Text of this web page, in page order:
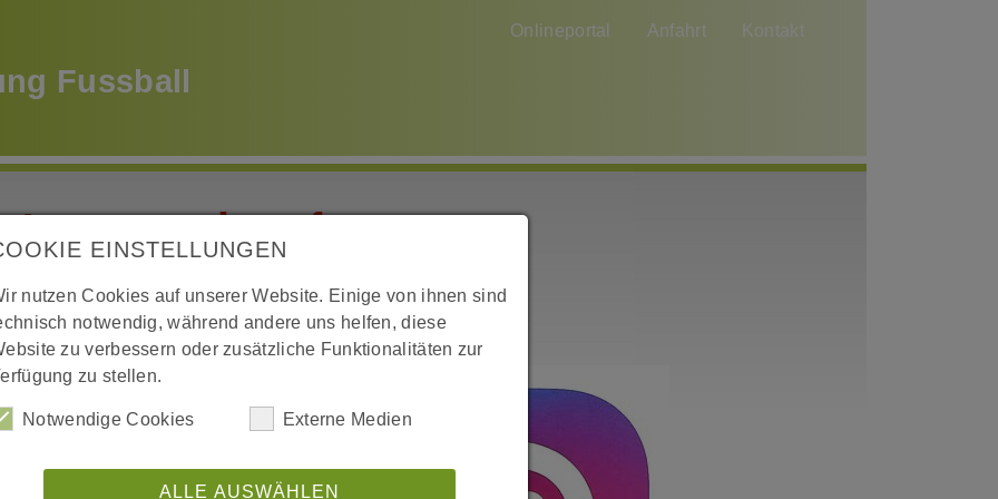
Fussball
Onlineportal Anfahrt Kontakt
uns auch auf
Instagramm/fussball.de
EINSTELLUNGEN
nutzen Cookies auf unserer Website. Einige von ihnen sind
notwendig, während andere uns helfen, diese
zu verbessern oder zusätzliche Funktionalitäten zur
zu stellen.
Notwendige Cookies Externe Medien
ALLE AUSWÄHLEN
Sportstätten
Gastronomie
Geschäftsstelle
Vorstand
Veranstaltungen
Aktive
Juniorinnen
Junioren
Jugend
Afterwork Ride
FAQs
Mitglied werden
WÜRTTEMBERG KÖNIG
Kurse
Ansprechpartner
Anfahrt
Fit & Dance für Teens
Gesundheitssport
Tennisplätze
Spielbetrieb
Württembergischer Tennis-Bund e.V.
Chronik
Aktuelles
Geschichte
Spielbetrieb u. Ergebnisse
Training
Unsere Sponsoren
Willkommen
Kinderturnen
Jungenturnen
Mädchenturnen
Fit & Dance für Teens